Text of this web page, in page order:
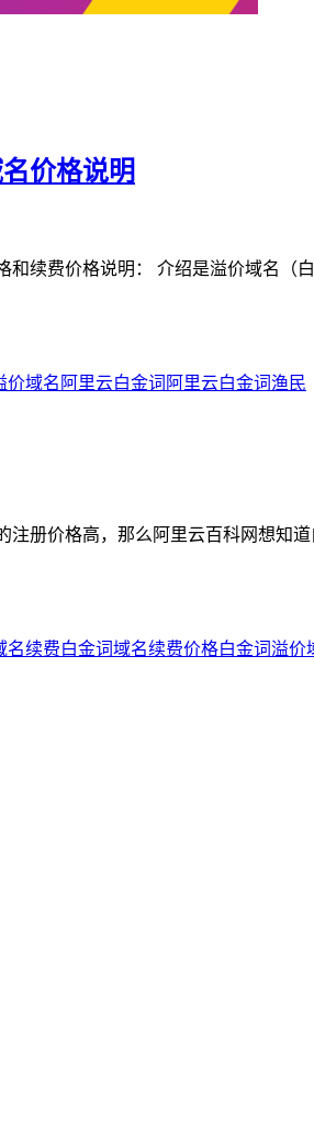
价格说明
续费价格说明： 介绍是溢价域名
价域名 阿里云白金词 阿里云白金词渔民
册价格高，那么阿里云百科网想知
名续费白金词域名续费价格白金词溢价